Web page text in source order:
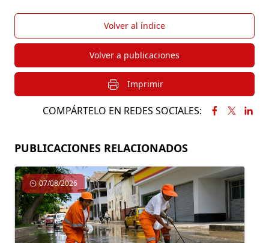
Volver al índice
Volver a publicaciones
Imprimir
COMPÁRTELO EN REDES SOCIALES:
PUBLICACIONES RELACIONADOS
07/08/2026